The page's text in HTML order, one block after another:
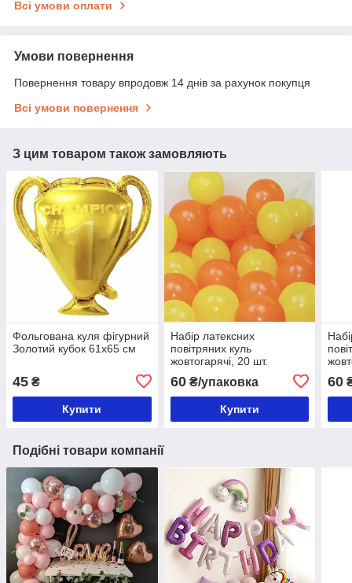
Всі умови оплати
Умови повернення
Повернення товару впродовж 14 днів за рахунок покупця
Всі умови повернення
З цим товаром також замовляють
Фольгована куля фігурний
Золотий кубок 61х65 см
45 ₴
Купити
Набір латексних
повітряних куль
жовтогарячі, 20 шт.
60₴/упаковка
Купити
60
Подібні товари компанії